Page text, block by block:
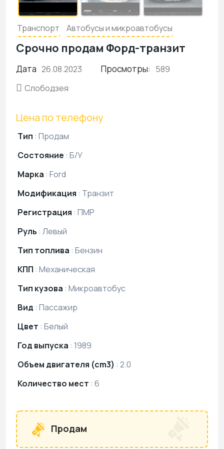
Транспорт Автобусы и микроавтобусы
Срочно продам Форд-транзит
Дата 26.08.2023 Просмотры: 589
Слободзея
Цена по телефону
Тип : Продам
Состояние : Б/У
Марка : Ford
Модификация : Транзит
Регистрация : ПМР
Руль : Левый
Тип топлива : Бензин
КПП : Механическая
Тип кузова : Микроавтобус
Вид : Пассажир
Цвет : Белый
Год выпуска : 1989
Объем двигателя (cm3) : 2.0
Количество мест : 6
Продам